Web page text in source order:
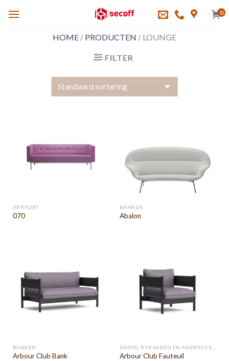
0
HOME / PRODUCTEN / LOUNGE
FILTER
ARTIFORT
070
BANKEN
Abalon
BANKEN
Arbour Club Bank Arbour Club Fauteuil